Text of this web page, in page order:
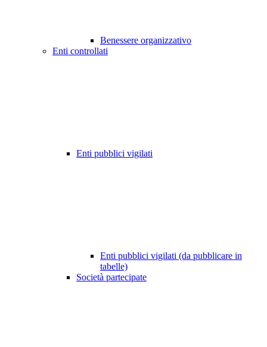
Benessere organizzativo
Enti controllati
Enti pubblici vigilati
Enti pubblici vigilati (da pubblicare in
tabelle)
Società partecipate